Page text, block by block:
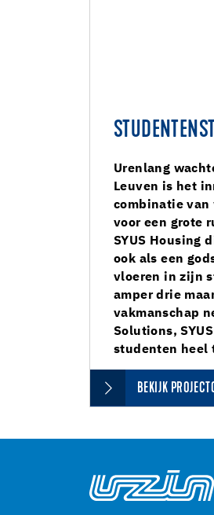
Urenlang
Leuven is het
combinatie van
voor een grote
SYUS Housing
ook als een
vloeren in zijn
amper drie
vakmanschap
Solutions,
studenten heel
BEKIJK